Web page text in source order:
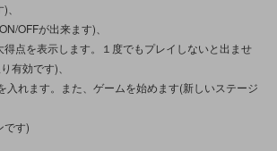
OFFが出来ます)、
得点を表示します。１度でもプレイしないと出ませ
有効です)、
入れます。また、ゲームを始めます(新しいステージ
です)